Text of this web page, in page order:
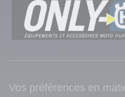
Vos préférences en